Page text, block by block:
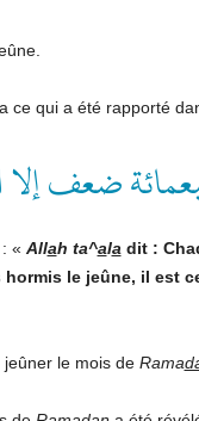
ce qui a été rapporté
ضعف إلا
« Allah ta^ala dit :
le jeûne, il est
le mois de Rama